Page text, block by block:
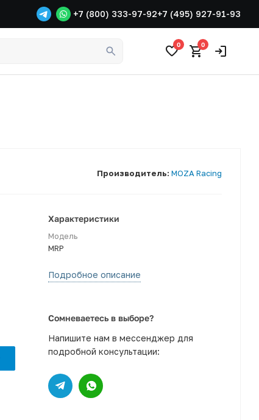
+7 (800) 333-97-92+7 (495) 927-91-93
0 0
Производитель: MOZA Racing
Характеристики
Модель
MRP
Подробное описание
Сомневаетесь в выборе?
Напишите нам в мессенджер для
подробной консультации: